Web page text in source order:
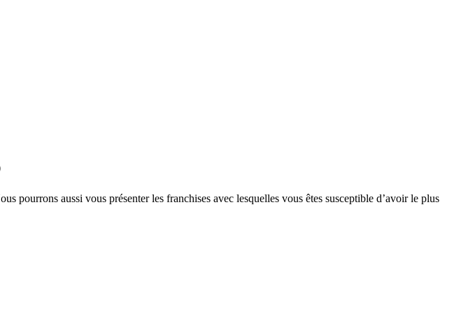
pourrons aussi vous présenter les franchises avec lesquelles vous êtes susceptible d’avoir le plus